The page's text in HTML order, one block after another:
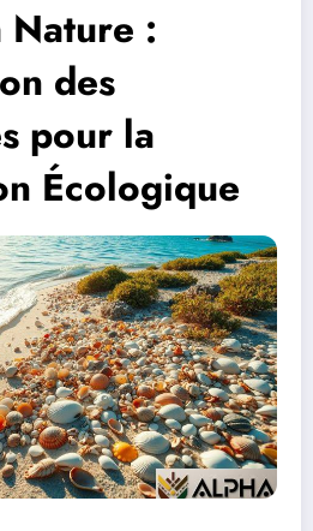
Nature :
des
pour la
Écologique